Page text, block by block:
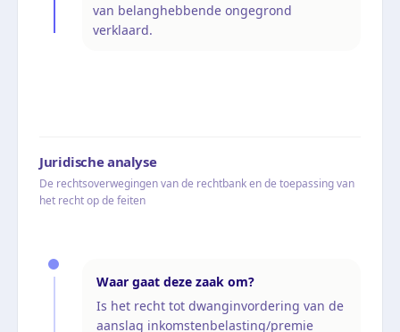
van belanghebbende ongegrond
verklaard.
Juridische analyse
De rechtsoverwegingen van de rechtbank en de toepassing van
het recht op de feiten
Waar gaat deze zaak om?
Is het recht tot dwanginvordering van de
aanslag inkomstenbelasting/premie